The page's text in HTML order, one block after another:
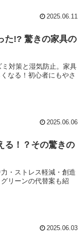
2025.06.11
た!? 驚きの家具の
対策と湿気防止。家具
なる！初心者にもやさ
2025.06.06
る！？その驚きの
・ストレス軽減・創造
リーンの代替案も紹
2025.06.03